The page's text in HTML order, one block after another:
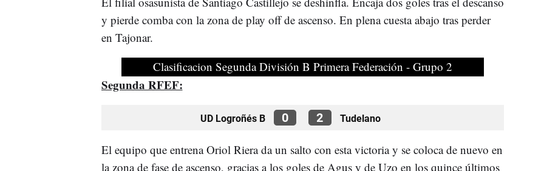
y pierde comba con la zona de play off de ascenso. En plena cuesta abajo tras perder
en Tajonar.
Clasificacion Segunda División B Primera Federación - Grupo 2
Segunda RFEF:
UD Logroñés B 0 2 Tudelano
El equipo que entrena Oriol Riera da un salto con esta victoria y se coloca de nuevo en
la zona de fase de ascenso, gracias a los goles de Agus y de Uzo en los quince últimos